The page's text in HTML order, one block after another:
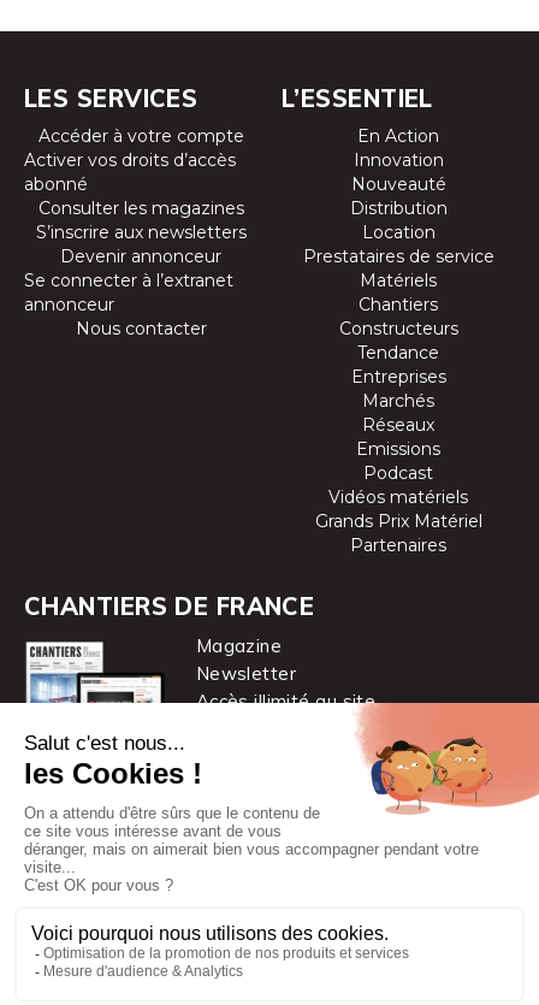
LES SERVICES
Accéder à votre compte
Activer vos droits d’accès
abonné
Consulter les magazines
S’inscrire aux newsletters
Devenir annonceur
Se connecter à l’extranet
annonceur
Nous contacter
L’ESSENTIEL
En Action
Innovation
Nouveauté
Distribution
Location
Prestataires de service
Matériels
Chantiers
Constructeurs
Tendance
Entreprises
Marchés
Réseaux
Emissions
Podcast
Vidéos matériels
Grands Prix Matériel
Partenaires
CHANTIERS DE FRANCE
Magazine
Newsletter
Accès illimité au site
Chantiers de France est une marque